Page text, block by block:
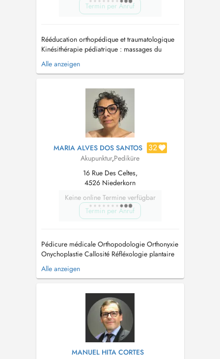
Termin per Anruf
Rééducation orthopédique et traumatologique
Kinésithérapie pédiatrique : massages du
bébé, torticolis,... Kinésithérapie gériatrique
Kinésithérapie sportive Drainage lymphatique
Janvier 2025, DA (Doctorat en Acupuncture)
Europe Shanghai College of Tr...
Alle anzeigen
MARIA ALVES DOS SANTOS 32
Akupunktur,Pediküre
16 Rue Des Celtes,
4526 Niederkorn
Keine online Termine verfügbar
Termin per Anruf
Pédicure médicale Orthopodologie Orthonyxie
Onychoplastie Callosité Réfléxologie plantaire
Massages circulatoire Drainage lymphatique
Energie Chinoises Acupuncture non invasive
Alle anzeigen
MANUEL HITA CORTES